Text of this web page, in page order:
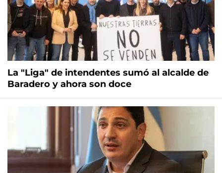
La "Liga" de intendentes sumó al alcalde de
Baradero y ahora son doce